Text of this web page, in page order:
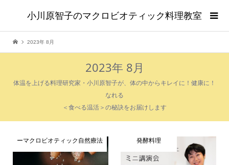
小川原智子のマクロビオティック料理教室
2023年 8月
2023年 8月
体温を上げる料理研究家・小川原智子が、体の中からキレイに！健康に！
なれる
＜食べる温活＞の秘訣をお届けします
ーマクロビオティック自然療法 発酵料理